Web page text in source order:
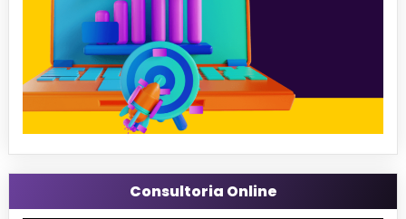
Consultoria Online